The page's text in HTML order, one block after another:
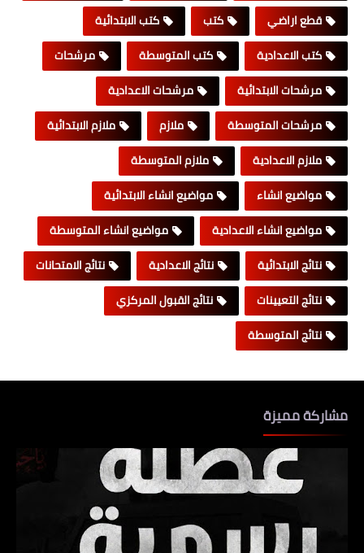
قطع اراضي
كتب
كتب الابتدائية
كتب الاعدادية
كتب المتوسطة
مرشحات
مرشحات الابتدائية
مرشحات الاعدادية
مرشحات المتوسطة
ملازم
ملازم الابتدائية
ملازم الاعدادية
ملازم المتوسطة
مواضيع انشاء
مواضيع انشاء الابتدائية
مواضيع انشاء الاعدادية
مواضيع انشاء المتوسطة
نتائج الابتدائية
نتائج الاعدادية
نتائج الامتحانات
نتائج التعيينات
نتائج القبول المركزي
نتائج المتوسطة
مشاركة مميزة